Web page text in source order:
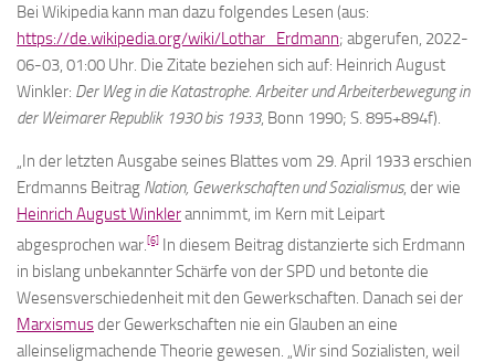
Bei Wikipedia kann man dazu folgendes Lesen (aus:
https://de.wikipedia.org/wiki/Lothar_Erdmann; abgerufen, 2022-
06-03, 01:00 Uhr. Die Zitate beziehen sich auf: Heinrich August
Winkler: Der Weg in die Katastrophe. Arbeiter und Arbeiterbewegung in
der Weimarer Republik 1930 bis 1933, Bonn 1990; S. 895+894f).
„In der letzten Ausgabe seines Blattes vom 29. April 1933 erschien
Erdmanns Beitrag Nation, Gewerkschaften und Sozialismus, der wie
Heinrich August Winklerannimmt, im Kern mit Leipart
abgesprochen war.[6] In diesem Beitrag distanzierte sich Erdmann
in bislang unbekannter Schärfe von der SPD und betonte die
Wesensverschiedenheit mit den Gewerkschaften. Danach sei der
Marxismusder Gewerkschaften nie ein Glauben an eine
alleinseligmachende Theorie gewesen. „Wir sind Sozialisten, weil